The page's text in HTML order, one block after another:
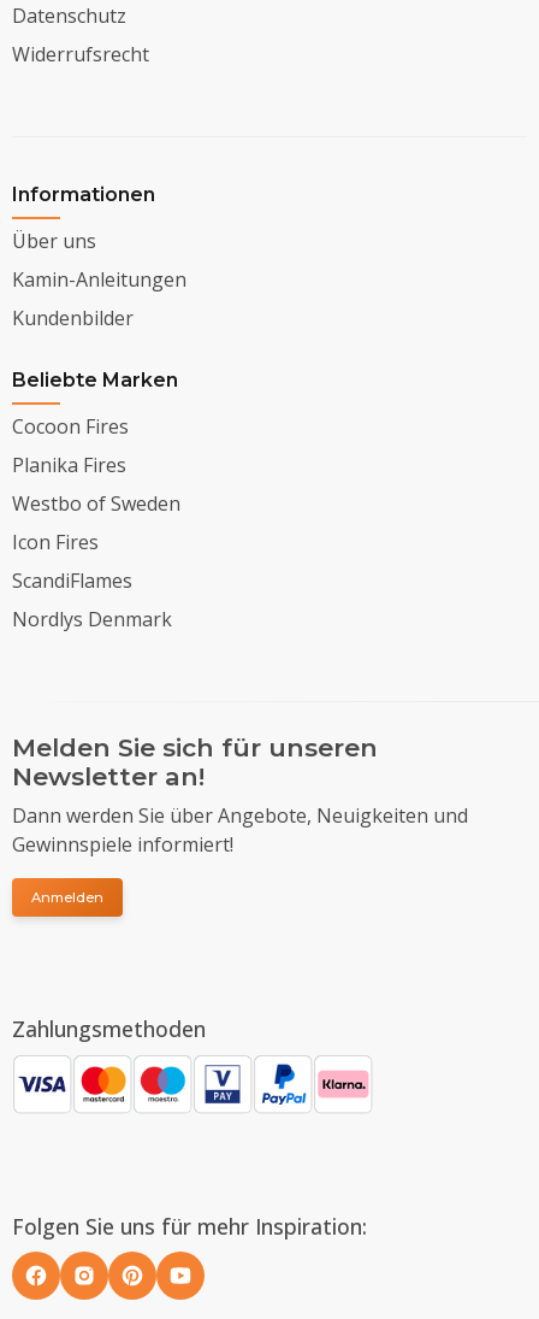
Datenschutz
Widerrufsrecht
Informationen
Über uns
Kamin-Anleitungen
Kundenbilder
Beliebte Marken
Cocoon Fires
Planika Fires
Westbo of Sweden
Icon Fires
ScandiFlames
Nordlys Denmark
Melden Sie sich für unseren
Newsletter an!
Dann werden Sie über Angebote, Neuigkeiten und
Gewinnspiele informiert!
Anmelden
Zahlungsmethoden
Folgen Sie uns für mehr Inspiration: